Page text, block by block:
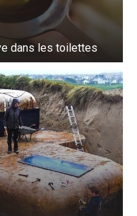
dans les toilettes